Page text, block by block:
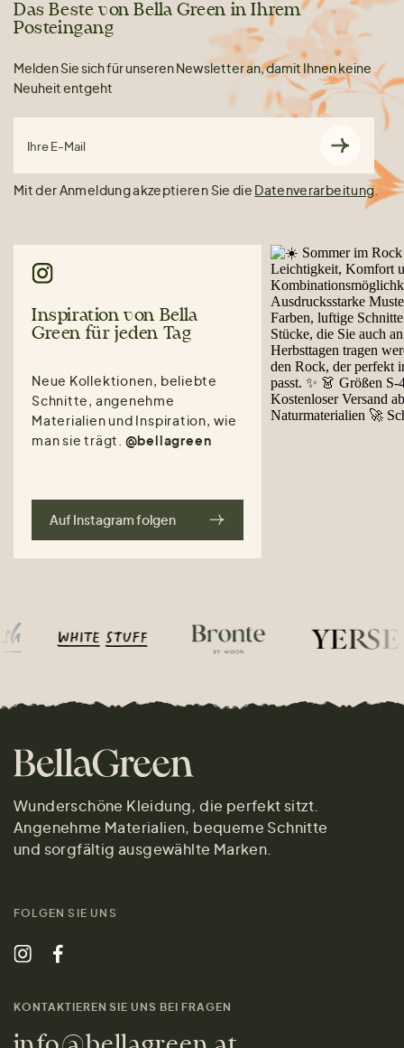
Das Beste von Bella Green in Ihrem
Posteingang
Melden Sie sich für unseren Newsletter an, damit Ihnen keine
Neuheit entgeht
Ihre E-Mail
Mit der Anmeldung akzeptieren Sie die Datenverarbeitung.
Inspiration von Bella
Green für jeden Tag
Neue Kollektionen, beliebte
Schnitte, angenehme
Materialien und Inspiration, wie
man sie trägt. @bellagreen
Auf Instagram folgen
Wunderschöne Kleidung, die perfekt sitzt.
Angenehme Materialien, bequeme Schnitte
und sorgfältig ausgewählte Marken.
FOLGEN SIE UNS
KONTAKTIEREN SIE UNS BEI FRAGEN